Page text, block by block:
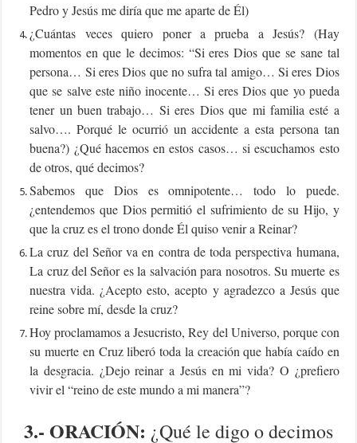
Pedro y Jesús me diría que me aparte de Él)
¿Cuántas veces quiero poner a prueba a Jesús? (Hay
momentos en que le decimos: “Si eres Dios que se sane tal
persona… Si eres Dios que no sufra tal amigo… Si eres Dios
que se salve este niño inocente… Si eres Dios que yo pueda
tener un buen trabajo… Si eres Dios que mi familia esté a
salvo…. Porqué le ocurrió un accidente a esta persona tan
buena?) ¿Qué hacemos en estos casos… si escuchamos esto
de otros, qué decimos?
Sabemos que Dios es omnipotente… todo lo puede.
¿entendemos que Dios permitió el sufrimiento de su Hijo, y
que la cruz es el trono donde Él quiso venir a Reinar?
La cruz del Señor va en contra de toda perspectiva humana,
La cruz del Señor es la salvación para nosotros. Su muerte es
nuestra vida. ¿Acepto esto, acepto y agradezco a Jesús que
reine sobre mí, desde la cruz?
Hoy proclamamos a Jesucristo, Rey del Universo, porque con
su muerte en Cruz liberó toda la creación que había caído en
la desgracia. ¿Dejo reinar a Jesús en mi vida? O ¿prefiero
vivir el “reino de este mundo a mi manera”?
3.- ORACIÓN: ¿Qué le digo o decimos